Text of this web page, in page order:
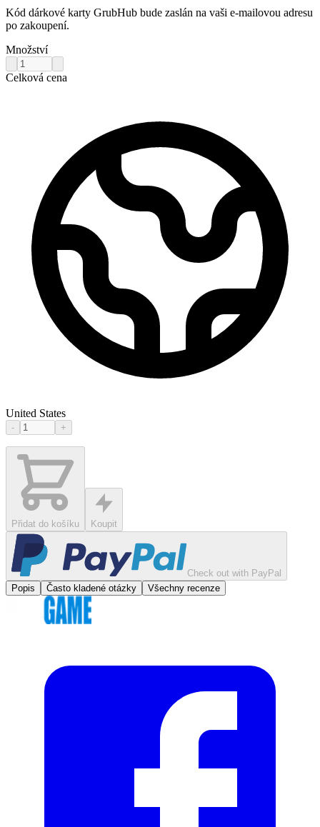
Kód dárkové karty GrubHub bude zaslán na vaši e-mailovou adresu
po zakoupení.
Množství
Celková cena
United States
- +
Přidat do košíku Koupit
Check out with PayPal
Popis
Často kladené otázky Všechny recenze